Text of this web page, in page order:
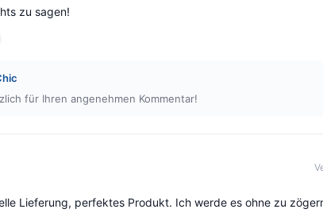
zu sagen!
für Ihren angenehmen Kommentar!
Lieferung, perfektes Produkt. Ich werde es ohne zu